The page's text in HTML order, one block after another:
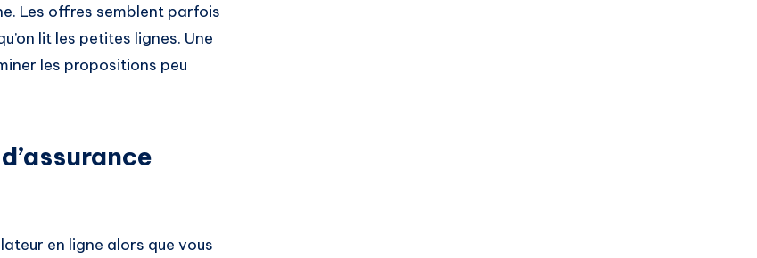
Les offres semblent parfois
lit les petites lignes. Une
les propositions peu
en ligne alors que vous